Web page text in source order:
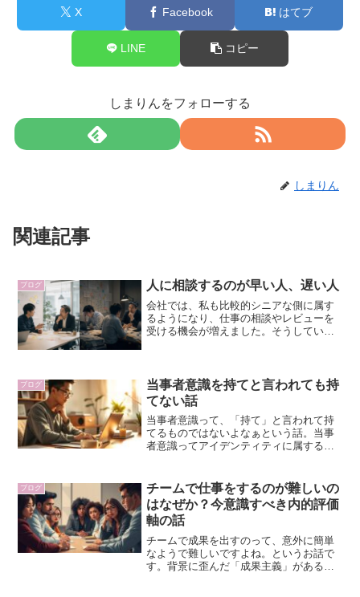
X Facebook はてブ
LINE コピー
しまりんをフォローする
しまりん
関連記事
ブログ 人に相談するのが早い人、遅い人
会社では、私も比較的シニアな側に属す
るようになり、仕事の相談やレビューを
受ける機会が増えました。そうしている
る人もいれば、かなり作業...
ブログ
当事者意識を持てと言われても持
てない話
当事者意識って、「持て」と言われて持
てるものではないよなぁという話。当事
者意識ってアイデンティティに属するも
るものじゃないかなと思っています。
ブログ
チームで仕事をするのが難しいの
はなぜか？今意識すべき内的評価
軸の話
チームで成果を出すのって、意外に簡単
なようで難しいですよね。というお話で
す。背景に歪んだ「成果主義」があるよ